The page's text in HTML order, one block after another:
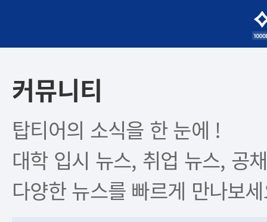
커뮤니티
탑티어의 소식을 한 눈에 !
대학 입시 뉴스, 취업 뉴스, 공
다양한 뉴스를 빠르게 만나보